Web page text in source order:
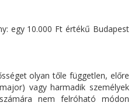
egy 10.000 Ft értékű Budapest
olyan tőle független, előre
vagy harmadik személyek
nem felróható módon